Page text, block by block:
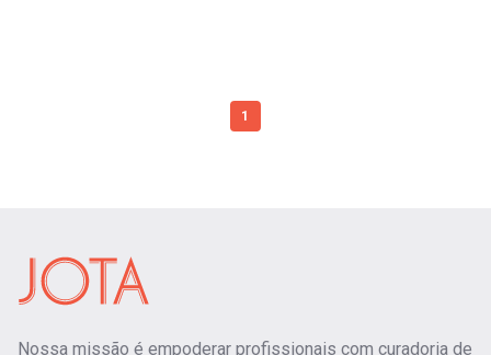
1
Nossa missão é empoderar profissionais com curadoria de